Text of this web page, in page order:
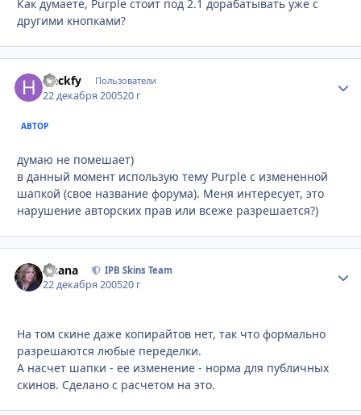
Как думаете, Purple стоит под 2.1 дорабатывать уже с
другими кнопками?
Heckfy Пользователи
22 декабря 200520 г
АВТОР
думаю не помешает)
в данный момент использую тему Purple с измененной
шапкой (свое название форума). Меня интересует, это
нарушение авторских прав или всеже разрешается?)
Fisana IPB Skins Team
22 декабря 200520 г
На том скине даже копирайтов нет, так что формально
разрешаются любые переделки.
А насчет шапки - ее изменение - норма для публичных
скинов. Сделано с расчетом на это.